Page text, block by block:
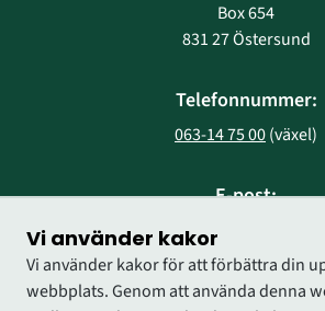
Vi använder kakor
Vi använder kakor för att förbättra din
webbplats. Genom att använda denna
Box 654
831 27 Östersund
Telefonnummer:
063-14 75 00 (växel)
E-post:
region@regionjh.se